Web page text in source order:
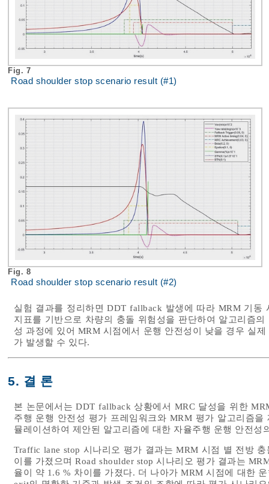
Fig. 7
Road shoulder stop scenario result (#1)
Fig. 8
Road shoulder stop scenario result (#2)
실험 결과를 정리하면 DDT fallback 발생에 따라 MRM 기
지표를 기반으로 차량의 충돌 위험성을 판단하여 알고리즘
성 과정에 있어 MRM 시점에서 운행 안전성이 낮을 경우 실
가 발생할 수 있다.
5. 결 론
본 논문에서는 DDT fallback 상황에서 MRC 달성을 위한
주행 운행 안전성 평가 프레임워크와 MRM 평가 알고리즘
뮬레이션하여 제안된 알고리즘에 대한 자율주행 운행 안전성
Traffic lane stop 시나리오 평가 결과는 MRM 시점 별 전방
이를 가졌으며 Road shoulder stop 시나리오 평가 결과는
율이 약 1.6 % 차이를 가졌다. 더 나아가 MRM 시점에 대한